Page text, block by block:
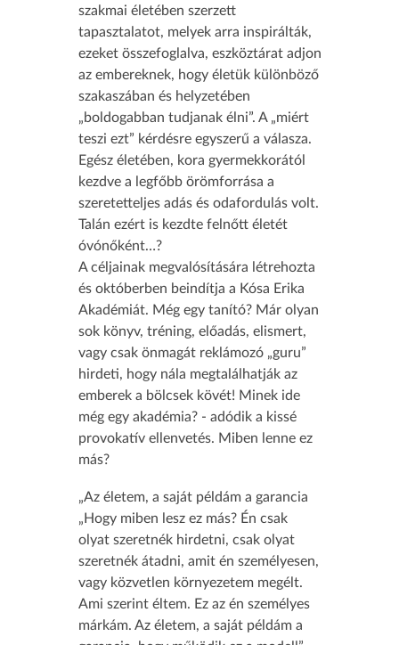
szakmai életében szerzett
tapasztalatot, melyek arra inspirálták,
ezeket összefoglalva, eszköztárat adjon
az embereknek, hogy életük különböző
szakaszában és helyzetében
„boldogabban tudjanak élni”. A „miért
teszi ezt” kérdésre egyszerű a válasza.
Egész életében, kora gyermekkorától
kezdve a legfőbb örömforrása a
szeretetteljes adás és odafordulás volt.
Talán ezért is kezdte felnőtt életét
óvónőként…?
A céljainak megvalósítására létrehozta
és októberben beindítja a Kósa Erika
Akadémiát. Még egy tanító? Már olyan
sok könyv, tréning, előadás, elismert,
vagy csak önmagát reklámozó „guru”
hirdeti, hogy nála megtalálhatják az
emberek a bölcsek kövét! Minek ide
még egy akadémia? - adódik a kissé
provokatív ellenvetés. Miben lenne ez
más?
„Az életem, a saját példám a garancia
„Hogy miben lesz ez más? Én csak
olyat szeretnék hirdetni, csak olyat
szeretnék átadni, amit én személyesen,
vagy közvetlen környezetem megélt.
Ami szerint éltem. Ez az én személyes
márkám. Az életem, a saját példám a